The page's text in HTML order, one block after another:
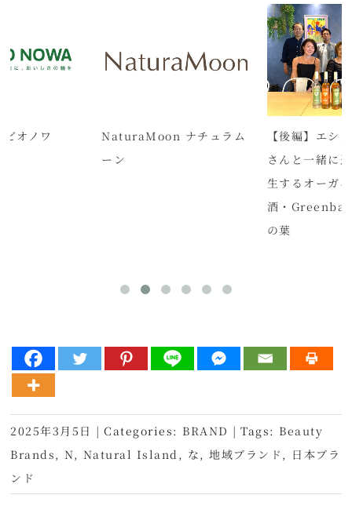
オノワ
NaturaMoon ナチュラム
ーン
【後編】エシ
さんと一緒に
生するオーガ
酒・Greenbar
の葉
2025年3月5日 | Categories: BRAND | Tags: Beauty
Brands , N, Natural Island , な ,地域ブランド , 日本ブラ
ンド